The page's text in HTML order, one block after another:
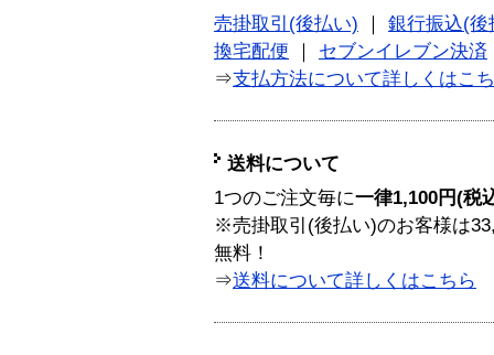
売掛取引(後払い)
銀行振込(後
換宅配便
セブンイレブン決済
⇒支払方法について詳しくはこ
送料について
1つのご注文毎に一律1,100円(税
※売掛取引(後払い)のお客様は
無料！
⇒送料について詳しくはこちら